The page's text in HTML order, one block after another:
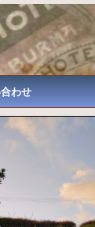
わせ